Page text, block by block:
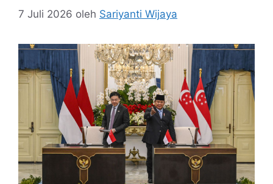
7 Juli 2026 oleh Sariyanti Wijaya